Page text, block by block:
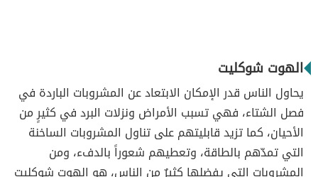
الهوت شوكليت
يحاول الناس قدر الإمكان الابتعاد عن المشروبات الباردة في
فصل الشتاء، فهي تسبب الأمراض ونزلات البرد في كثيرٍ من
الأحيان، كما تزيد قابليتهم على تناول المشروبات الساخنة
التي تمدّهم بالطاقة، وتعطيهم شعوراً بالدفء، ومن
المشروبات التي يفضلها كثيرٌ من الناس، هو الهوت شوكليت